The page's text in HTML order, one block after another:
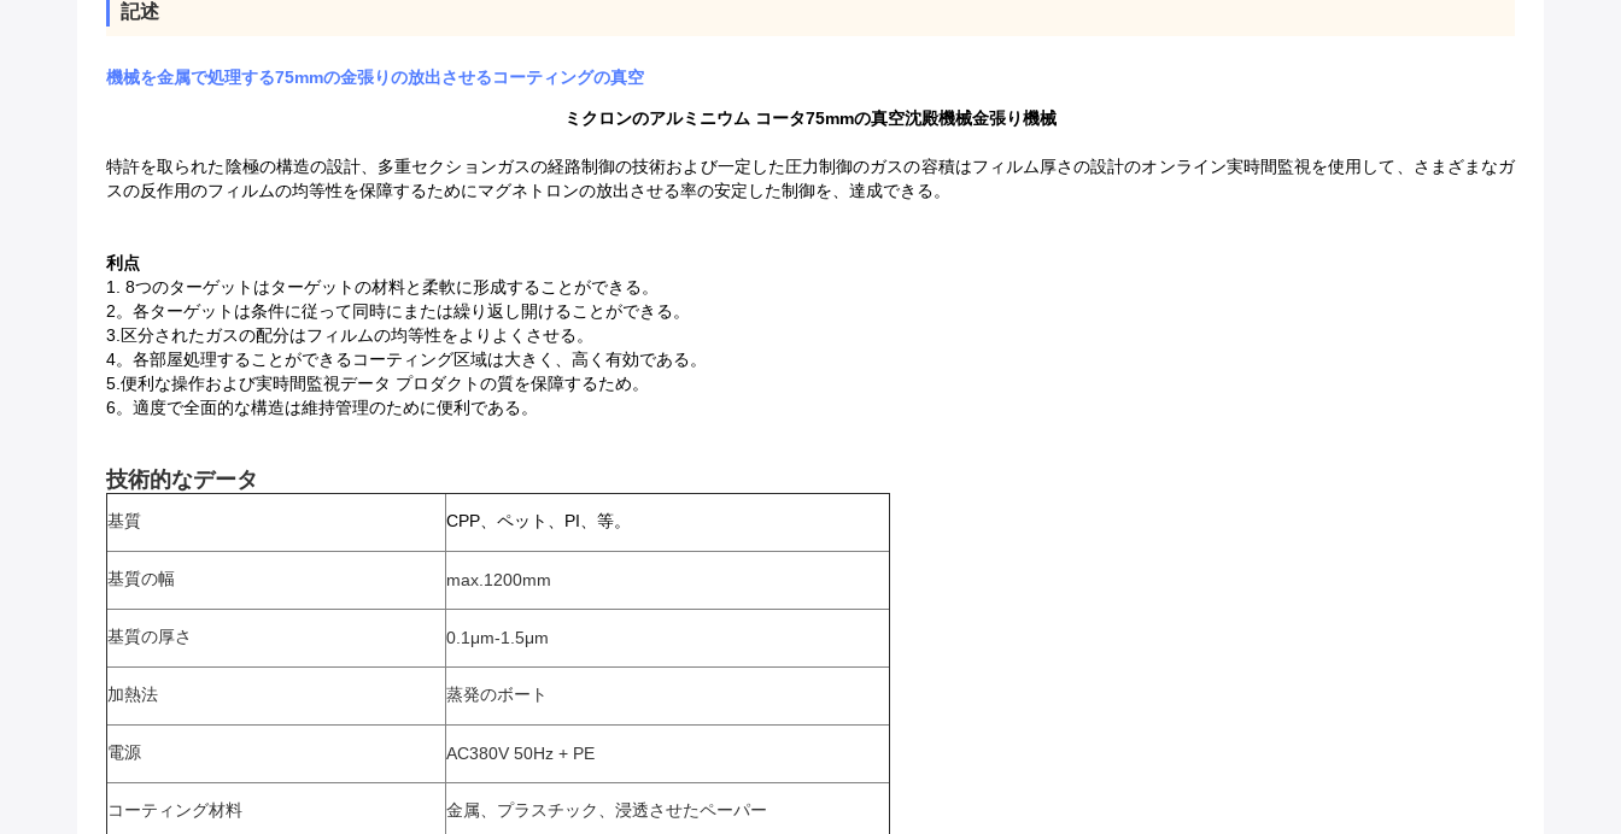
記述
機械を金属で処理する75mmの金張りの放出させるコーティングの真空
ミクロンのアルミニウム コータ75mmの真空沈殿機械金張り機械
特許を取られた陰極の構造の設計、多重セクションガスの経路制御の技術および一定した圧力制御のガスの容積はフィルム厚さの設計のオンライン実時間監視を使用して、さまざまなガ
スの反作用のフィルムの均等性を保障するためにマグネトロンの放出させる率の安定した制御を、達成できる。
利点
1. 8つのターゲットはターゲットの材料と柔軟に形成することができる。
2。各ターゲットは条件に従って同時にまたは繰り返し開けることができる。
3.区分されたガスの配分はフィルムの均等性をよりよくさせる。
4。各部屋処理することができるコーティング区域は大きく、高く有効である。
5.便利な操作および実時間監視データ プロダクトの質を保障するため。
6。適度で全面的な構造は維持管理のために便利である。
技術的なデータ
基質 CPP、ペット、PI、等。
基質の幅 max.1200mm
基質の厚さ 0.1μm-1.5μm
加熱法 蒸発のボート
電源 AC380V 50Hz + PE
コーティング材料 金属、プラスチック、浸透させたペーパー